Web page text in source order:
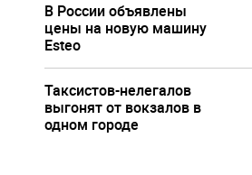
В России объявлены
цены на новую машину
Esteo
Таксистов-нелегалов
выгонят от вокзалов в
одном городе